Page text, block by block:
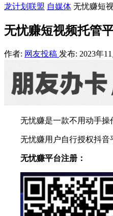
龙计划联盟 自媒体 无忧赚短
无忧赚短视频托管
作者: 网友投稿 发布: 2023年11
无忧赚是一款不用动手
无忧赚用户自行授权抖音
无忧赚平台注册：